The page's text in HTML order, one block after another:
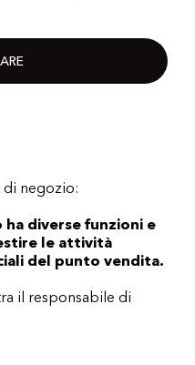
di negozio:
diverse funzioni e
le attività
del punto vendita.
il responsabile di